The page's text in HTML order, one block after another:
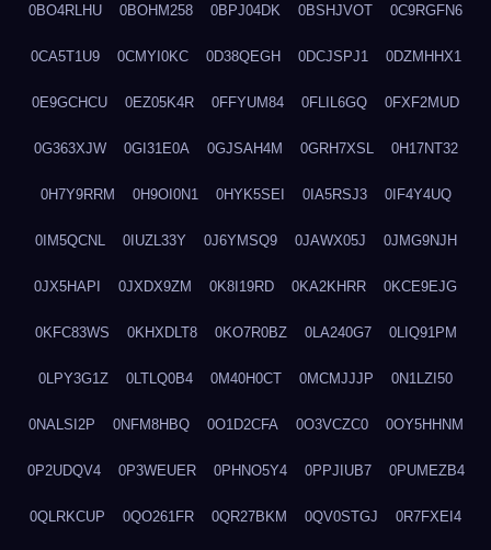
0BO4RLHU 0BOHM258 0BPJ04DK 0BSHJVOT 0C9RGFN6
0CA5T1U9 0CMYI0KC 0D38QEGH 0DCJSPJ1 0DZMHHX1
0E9GCHCU 0EZ05K4R 0FFYUM84 0FLIL6GQ 0FXF2MUD
0G363XJW 0GI31E0A 0GJSAH4M 0GRH7XSL 0H17NT32
0H7Y9RRM 0H9OI0N1 0HYK5SEI 0IA5RSJ3 0IF4Y4UQ
0IM5QCNL 0IUZL33Y 0J6YMSQ9 0JAWX05J 0JMG9NJH
0JX5HAPI 0JXDX9ZM 0K8I19RD 0KA2KHRR 0KCE9EJG
0KFC83WS 0KHXDLT8 0KO7R0BZ 0LA240G7 0LIQ91PM
0LPY3G1Z 0LTLQ0B4 0M40H0CT 0MCMJJJP 0N1LZI50
0NALSI2P 0NFM8HBQ 0O1D2CFA 0O3VCZC0 0OY5HHNM
0P2UDQV4 0P3WEUER 0PHNO5Y4 0PPJIUB7 0PUMEZB4
0QLRKCUP 0QO261FR 0QR27BKM 0QV0STGJ 0R7FXEI4